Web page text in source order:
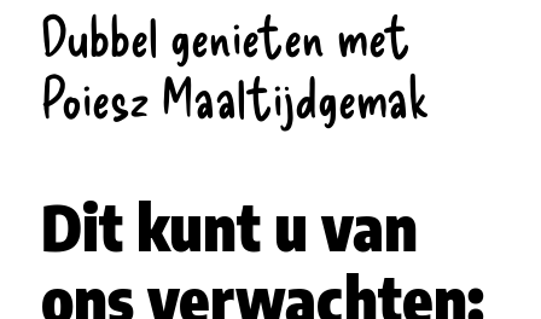
Dubbel genieten met
Poiesz Maaltijdgemak
Dit kunt u van
ons verwachten: